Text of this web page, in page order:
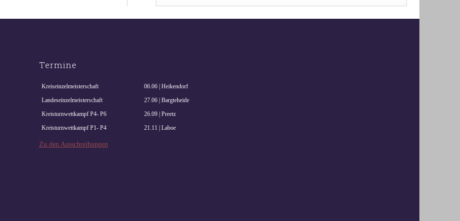
Termine
Kreiseinzelmeisterschaft
06.06 | Heikendorf
Landeseinzelmeisterschaft
27.06 | Bargteheide
Kreisturnwettkampf P4- P6
26.09 | Preetz
Kreisturnwettkampf P1- P4
21.11 | Laboe
Zu den Ausschreibungen